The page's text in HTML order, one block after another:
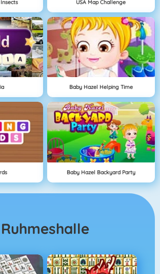
USA Map Challenge
Baby Hazel Helping Time
Baby Hazel Backyard Party
Ruhmeshalle